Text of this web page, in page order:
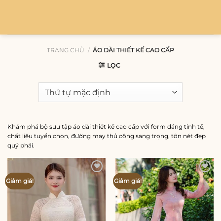
TRANG CHỦ / ÁO DÀI THIẾT KẾ CAO CẤP
LỌC
Khám phá bộ sưu tập áo dài thiết kế cao cấp với form dáng tinh tế,
chất liệu tuyển chọn, đường may thủ công sang trọng, tôn nét đẹp
quý phái.
Giảm giá!
Add to
Giảm giá!
Add to
wishlist